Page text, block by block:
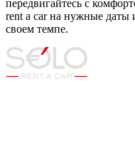
передвигайтесь с
rent a car на нужные даты
своем темпе.